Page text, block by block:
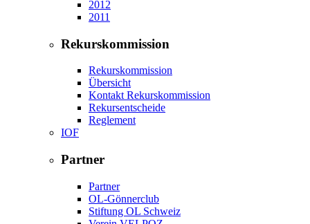
2012
2011
Rekurskommission
Rekurskommission
Übersicht
Kontakt Rekurskommission
Rekursentscheide
Reglement
IOF
Partner
Partner
OL-Gönnerclub
Stiftung OL Schweiz